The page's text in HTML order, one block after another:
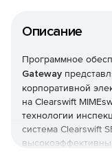
Описание
Программное
Gateway
корпоративной
на Clearswift
технологии
система Clearswift